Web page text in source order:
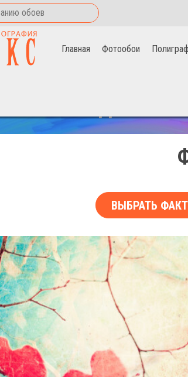
Главная Фотообои
ВЫБРАТЬ